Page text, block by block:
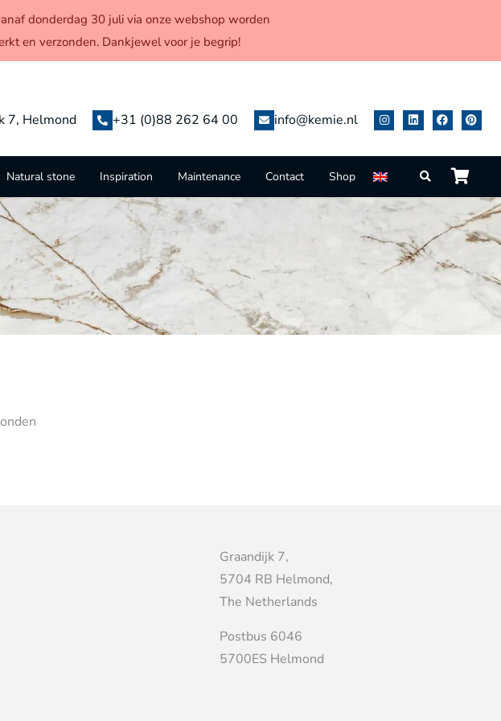
7, Helmond +31 (0)88 262 64 00 info@kemie.nl
Natural stone Inspiration Maintenance Contact Shop
Graandijk 7,
5704 RB Helmond,
The Netherlands
Postbus 6046
5700ES Helmond
donderdag 30 juli via onze webshop worden
en verzonden. Dankjewel voor je begrip!